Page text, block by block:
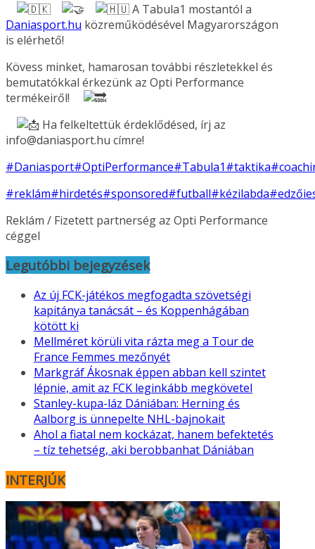
A Tabula1 mostantól a
Daniasport.hu közreműködésével Magyarországon
is elérhető!
Kövess minket, hamarosan további részletekkel és
bemutatókkal érkezünk az Opti Performance
termékeiről!
Ha felkeltettük érdeklődésed, írj az
info@daniasport.hu címre!
#Daniasport#OptiPerformance#Tabula1#taktika
#reklám#hirdetés#sponsored#futball#kézilabda
Reklám / Fizetett partnerség az Opti Performance
céggel
Legutóbbi bejegyzések
Az új FCK-játékos megfogadta szövetségi
kapitánya tanácsát – és Koppenhágában
kötött ki
Mellméret körüli vita rázta meg a Tour de
France Femmes mezőnyét
Markgráf Ákosnak éppen abban kell szintet
lépnie, amit az FCK leginkább megkövetel
Stanley-kupa-láz Dániában: Herning és
Aalborg is ünnepelte NHL-bajnokait
Ahol a fiatal nem kockázat, hanem befektetés
– tíz tehetség, aki berobbanhat Dániában
INTERJÚK